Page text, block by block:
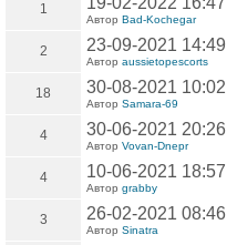
1
Автор Bad-Kochegar
2 23-09-2021 14:49
Автор aussietopescorts
18 30-08-2021 10:02
Автор Samara-69
4 30-06-2021 20:26
Автор Vovan-Dnepr
4 10-06-2021 18:57
Автор grabby
3 26-02-2021 08:46
Автор Sinatra